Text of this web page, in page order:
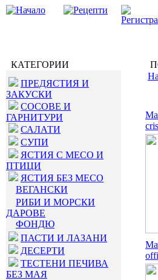
КАТЕГОРИИ
ПРЕДЯСТИЯ И
ЗАКУСКИ
СОСОВЕ И
ГАРНИТУРИ
САЛАТИ
СУПИ
ЯСТИЯ С МЕСО И
ПТИЦИ
ЯСТИЯ БЕЗ МЕСО
ВЕГАНСКИ
РИБИ И МОРСКИ
ДАРОВЕ
ФОНДЮ
ПАСТИ И ЛАЗАНИ
ДЕСЕРТИ
ТЕСТЕНИ ПЕЧИВА
БЕЗ МАЯ